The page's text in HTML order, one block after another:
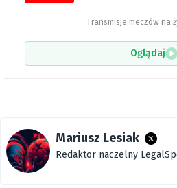
Transmisje meczów na
Oglądaj
Mariusz Lesiak
Redaktor naczelny